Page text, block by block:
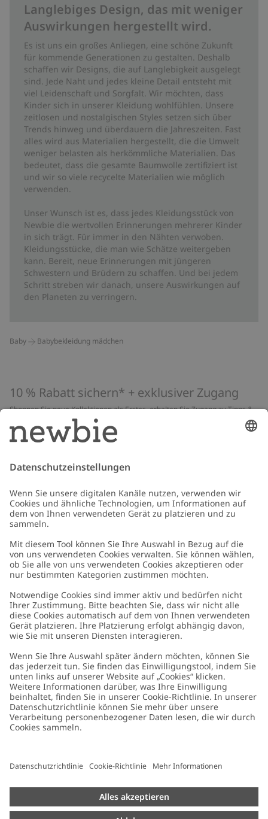
Langlebiges Design, das mit weniger
Auswirkungen hergestellt wird.
Es ist uns ein großes Anliegen, eine schöne Zukunft
für kommende Generationen zu gestalten. Deshalb
schaffen wir Designs, die auf Langlebigkeit ausgelegt
sind. Jede Naht und jedes kleine Detail entsteht mit
viel Leidenschaft und Sorgfalt. Wir möchten, dass
Kinder sich in unserer Kleidung wohlfühlen. Unsere
zeitlosen und nostalgischen Styles setzen sich über
Trends hinweg und überdauern die Jahreszeiten. Fast
alles wird aus Materialien hergestellt, die die Umwelt
weniger belasten als herkömmliche Materialien. Das
bedeutet, dass die gesamte Baumwolle zertifiziert ist
und wir so viele recycelte Materialien wie möglich
verwenden.
Unser Wunsch ist es, dass jedes Kleidungsstück von
Newbie die wertvollen Erinnerungen mehrerer Kinder
in sich trägt. Für immer in den Nähten verwoben.
Kleidungsstücke, die man wie Schätze weitergeben
kann. Bereit, neue Erinnerungen mit jüngeren
Schwestern und Brüdern zu schaffen. Und bei jedem
Schritt streben wir danach, unsere Auswirkungen auf
den Planeten zu verringern.
Baby Babybekleidung mädchen
10 % Rabatt sichern* + exklusiver Zugang
Shoppen Sie neue Kollektionen als Erstes, erhalten Sie Zugang zu Tipps &
Guides und profitieren Sie von exklusiven Angeboten
*Gilt nur für deine erste Bestellung und ist nicht mit anderen Rabatten
oder Angeboten kombinierbar. Gilt nicht für limitierte Artikel. Lies unsere
Schicken
Kundenservice
Kontaktieren Sie uns
FAQ
Barrierefreiheit
Datenschutzrichtlinie
Cookie-Richtlinie
Größenratgeber
Widerrufe deinen Kauf
Über uns
Über Newbie
Nachhaltigkeit
Impressum
Presse
Germany Standort ändern
Cookies